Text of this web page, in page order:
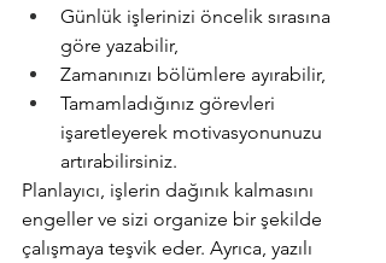
Günlük işlerinizi öncelik sırasına
göre yazabilir,
Zamanınızı bölümlere ayırabilir,
Tamamladığınız görevleri
işaretleyerek motivasyonunuzu
artırabilirsiniz.
Planlayıcı, işlerin dağınık kalmasını
engeller ve sizi organize bir şekilde
çalışmaya teşvik eder. Ayrıca, yazılı